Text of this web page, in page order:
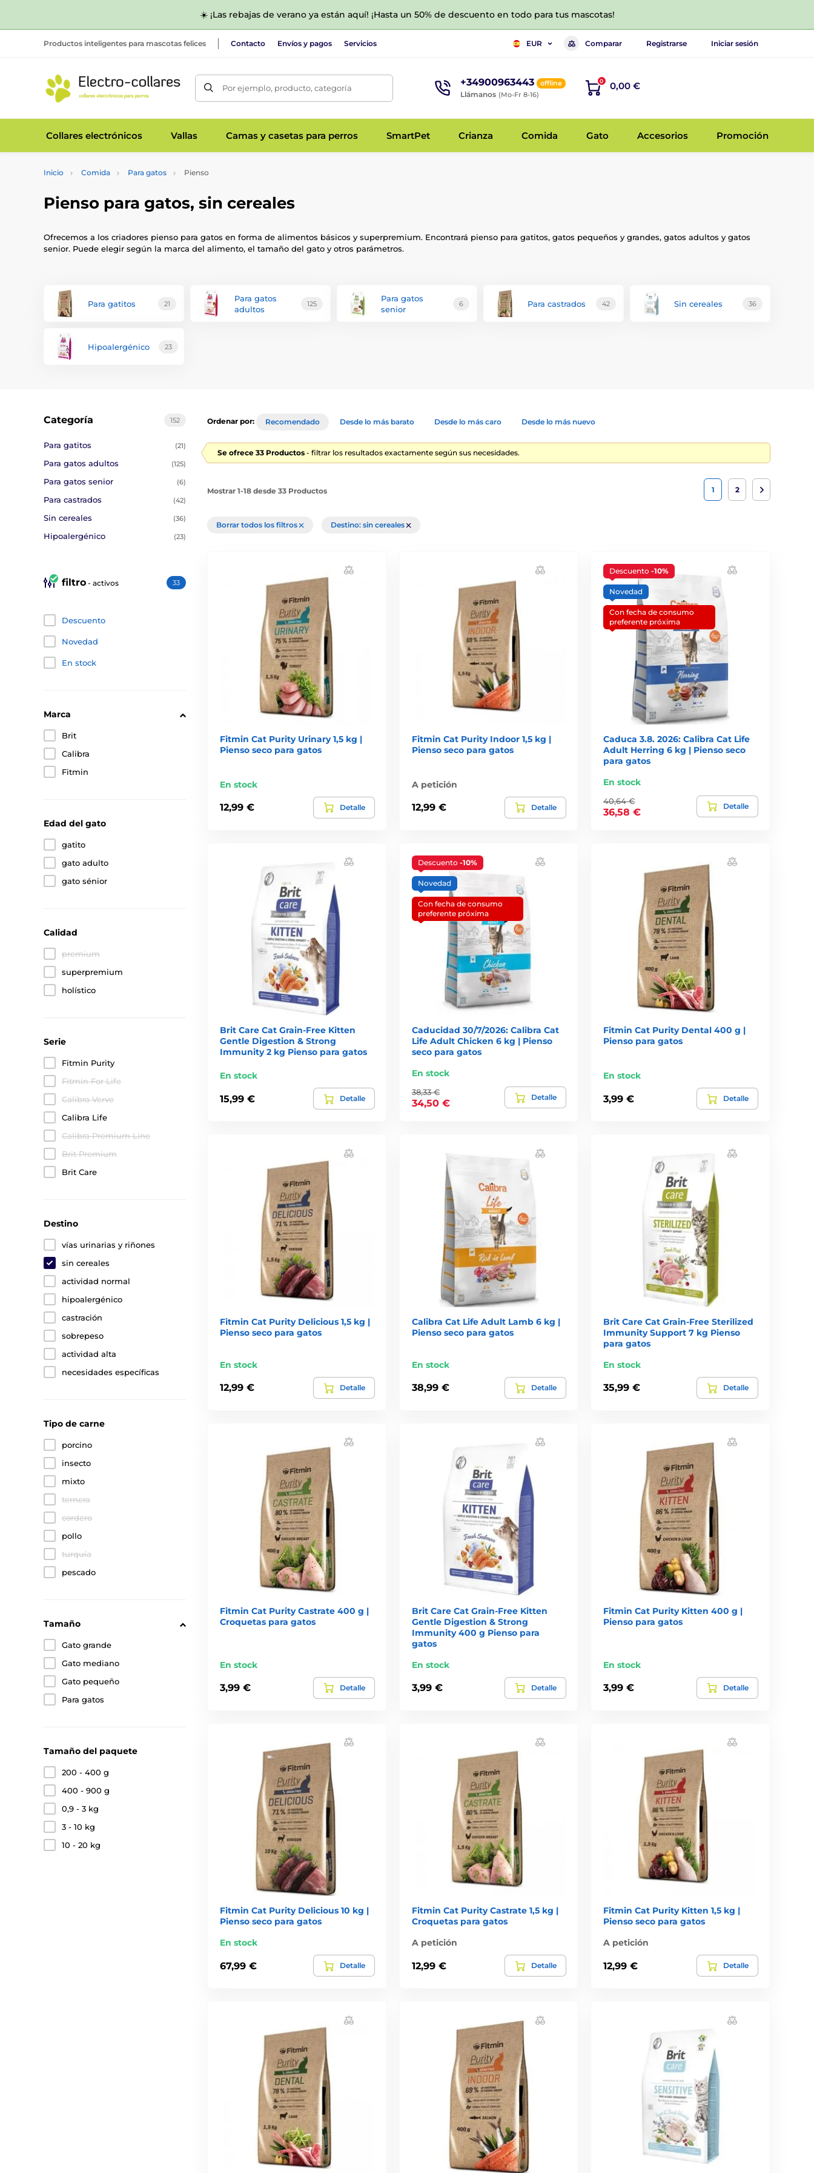
☀️ ¡Las rebajas de verano ya están aquí! ¡Hasta un 50% de descuento en todo para tus mascotas!
Productos inteligentes para mascotas felices Contacto Envíos y pagos Servicios EUR Comparar Registrarse Iniciar sesión
Por ejemplo, producto, categoría +34900963443 offline
Llámanos (Mo-Fr 8-16)
0 0,00 €
Collares electrónicos Vallas Camas y casetas para perros SmartPet Crianza Comida Gato Accesorios Promoción
Inicio Comida Para gatos Pienso
Pienso para gatos, sin cereales
Ofrecemos a los criadores pienso para gatos en forma de alimentos básicos y superpremium. Encontrará pienso para gatitos, gatos pequeños y grandes, gatos adultos y gatos
senior. Puede elegir según la marca del alimento, el tamaño del gato y otros parámetros.
Para gatitos 21
Para gatos
adultos
125
Para gatos
senior
6 Para castrados 42 Sin cereales 36
Hipoalergénico 23
152
Categoría
Para gatitos (21)
Para gatos adultos (125)
Para gatos senior (6)
Para castrados (42)
Sin cereales (36)
Hipoalergénico (23)
filtro - activos 33
Descuento
Novedad
En stock
Marca
Brit
Calibra
Fitmin
Edad del gato
gatito
gato adulto
gato sénior
Calidad
premium
superpremium
holístico
Serie
Fitmin Purity
Fitmin For Life
Calibra Verve
Calibra Life
Calibra Premium Line
Brit Premium
Brit Care
Destino
vías urinarias y riñones
sin cereales
actividad normal
hipoalergénico
castración
sobrepeso
actividad alta
necesidades específicas
Tipo de carne
porcino
insecto
mixto
ternera
cordero
pollo
turquía
pescado
Tamaño
Gato grande
Gato mediano
Gato pequeño
Para gatos
Tamaño del paquete
200 - 400 g
400 - 900 g
0,9 - 3 kg
3 - 10 kg
10 - 20 kg
Ordenar por: Recomendado Desde lo más barato Desde lo más caro Desde lo más nuevo
Se ofrece 33 Productos - filtrar los resultados exactamente según sus necesidades.
Mostrar 1-18 desde 33 Productos 1 2
Borrar todos los filtros Destino: sin cereales
Fitmin Cat Purity Urinary 1,5 kg |
Pienso seco para gatos
En stock
12,99 € Detalle
Fitmin Cat Purity Indoor 1,5 kg |
Pienso seco para gatos
A petición
12,99 € Detalle
Descuento-10%
Novedad
Con fecha de consumo
preferente próxima
Caduca 3.8. 2026: Calibra Cat Life
Adult Herring 6 kg | Pienso seco
para gatos
En stock
40,64 €
36,58 €
Detalle
Brit Care Cat Grain-Free Kitten
Gentle Digestion & Strong
Immunity 2 kg Pienso para gatos
En stock
15,99 € Detalle
Descuento -10%
Novedad
Con fecha de consumo
preferente próxima
Caducidad 30/7/2026: Calibra Cat
Life Adult Chicken 6 kg | Pienso
seco para gatos
En stock
38,33 €
34,50 €
Detalle
Fitmin Cat Purity Dental 400 g |
Pienso para gatos
En stock
3,99 € Detalle
Fitmin Cat Purity Delicious 1,5 kg |
Pienso seco para gatos
En stock
12,99 € Detalle
Calibra Cat Life Adult Lamb 6 kg |
Pienso seco para gatos
En stock
38,99 € Detalle
Brit Care Cat Grain-Free Sterilized
Immunity Support 7 kg Pienso
para gatos
En stock
35,99 € Detalle
Fitmin Cat Purity Castrate 400 g |
Croquetas para gatos
En stock
3,99 € Detalle
Brit Care Cat Grain-Free Kitten
Gentle Digestion & Strong
Immunity 400 g Pienso para
gatos
En stock
3,99 € Detalle
Fitmin Cat Purity Kitten 400 g |
Pienso para gatos
En stock
3,99 € Detalle
Fitmin Cat Purity Delicious 10 kg |
Pienso seco para gatos
En stock
67,99 € Detalle
Fitmin Cat Purity Castrate 1,5 kg |
Croquetas para gatos
A petición
12,99 € Detalle
Fitmin Cat Purity Kitten 1,5 kg |
Pienso seco para gatos
A petición
12,99 € Detalle